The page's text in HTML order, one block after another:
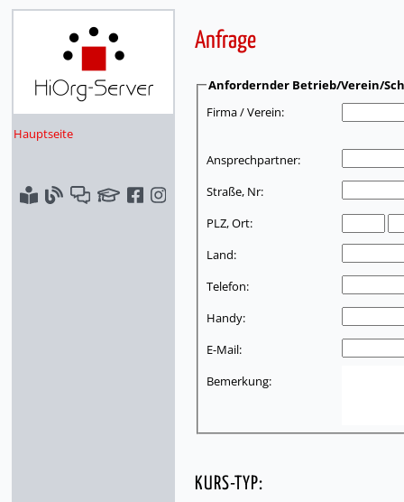
Hauptseite
Anfrage
Anfordernder Betrieb/Verein/
Firma / Verein:
Ansprechpartner:
Straße, Nr:
PLZ, Ort:
Land:
Telefon:
Handy:
E-Mail:
Bemerkung:
KURS-TYP: